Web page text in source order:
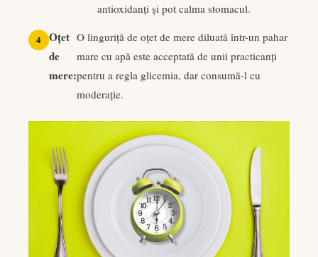
antioxidanți și pot calma stomacul.
Oțet
de
mere:
O linguriță de oțet de mere diluată într-un pahar
mare cu apă este acceptată de unii practicanți
pentru a regla glicemia, dar consumă-l cu
moderație.